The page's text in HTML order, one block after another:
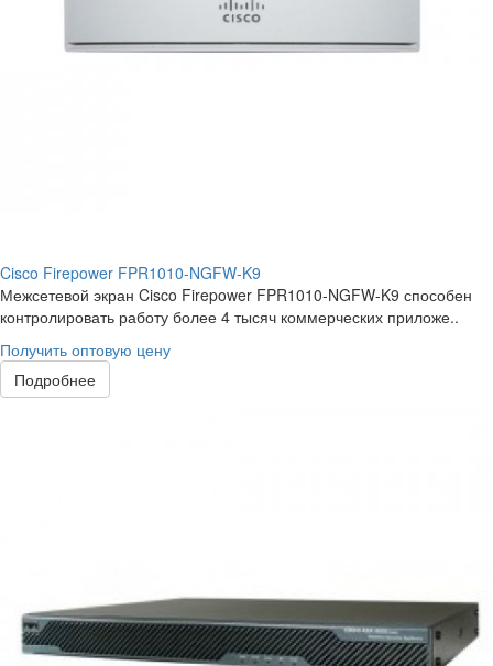
Cisco Firepower FPR1010-NGFW-K9
Межсетевой экран Cisco Firepower FPR1010-NGFW-K9 способен
контролировать работу более 4 тысяч коммерческих приложе..
Получить оптовую цену
Подробнее